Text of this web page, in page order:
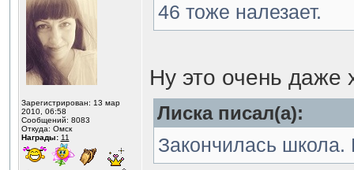
Зарегистрирован: 13 мар
2010, 06:58
Сообщений: 8083
Откуда: Омск
Награды: 11
46 тоже налезает.
Ну это очень
Лиска писал(а):
Закончилась